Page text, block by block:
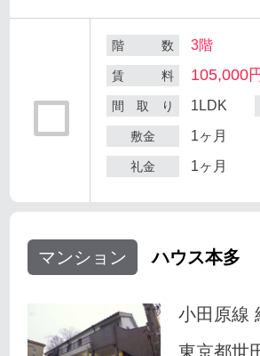
階 数 3階
賃 料 105,000
間 取 り 1LDK
敷金 1ヶ月
礼金 1ヶ月
マンション ハウス本多
小田原線
東京都世